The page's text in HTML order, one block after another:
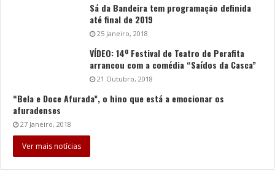
Sá da Bandeira tem programação definida
até final de 2019
25 Janeiro, 2018
VÍDEO: 14º Festival de Teatro de Perafita
arrancou com a comédia “Saídos da Casca”
21 Outubro, 2018
“Bela e Doce Afurada”, o hino que está a emocionar os
afuradenses
27 Janeiro, 2018
Ver mais notícias